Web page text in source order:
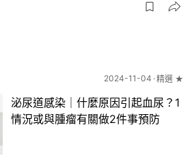
2024-11-04 精選 ★
泌尿道感染｜什麼原因引起血尿？1
情況或與腫瘤有關做2件事預防